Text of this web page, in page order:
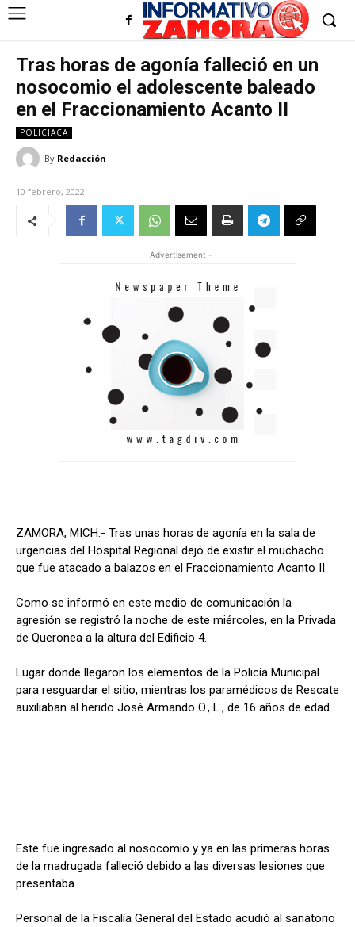
Tras horas de agonía falleció en un
nosocomio el adolescente baleado
en el Fraccionamiento Acanto II
POLICIACA
By Redacción
10 febrero, 2022
- Advertisement -
ZAMORA, MICH.- Tras unas horas de agonía en la sala de
urgencias del Hospital Regional dejó de existir el muchacho
que fue atacado a balazos en el Fraccionamiento Acanto II.
Como se informó en este medio de comunicación la
agresión se registró la noche de este miércoles, en la Privada
de Queronea a la altura del Edificio 4.
Lugar donde llegaron los elementos de la Policía Municipal
para resguardar el sitio, mientras los paramédicos de Rescate
auxiliaban al herido José Armando O., L., de 16 años de edad.
Este fue ingresado al nosocomio y ya en las primeras horas
de la madrugada falleció debido a las diversas lesiones que
presentaba.
Personal de la Fiscalía General del Estado acudió al sanatorio